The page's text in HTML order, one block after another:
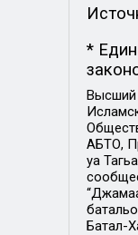
*
Высший
АБТО,
уа
Батал-